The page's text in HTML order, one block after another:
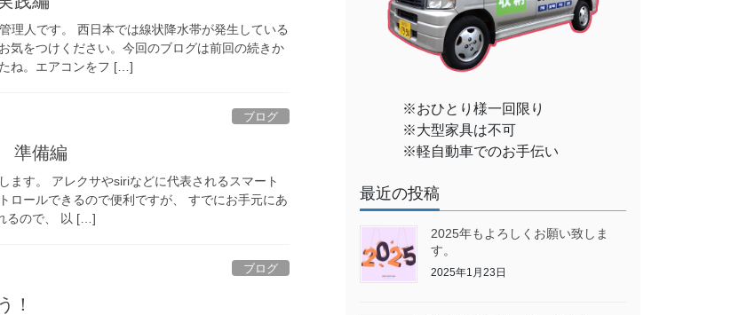
人です。 西日本では線状降水帯が発生している
気をつけください。今回のブログは前回の続きか
ね。エアコンをフ […]
ブログ
準備編
す。 アレクサやsiriなどに代表されるスマート
ロールできるので便利ですが、 すでにお手元にあ
るので、 以 […]
ブログ
！
※おひとり様一回限り
※大型家具は不可
※軽自動車でのお手伝い
最近の投稿
2025年もよろしくお願い致しま
す。
2025年1月23日